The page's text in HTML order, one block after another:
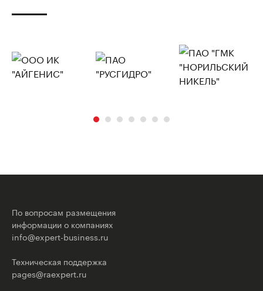
По вопросам размещения
информации о компаниях
info@expert-business.ru
Техническая поддержка
pages@raexpert.ru